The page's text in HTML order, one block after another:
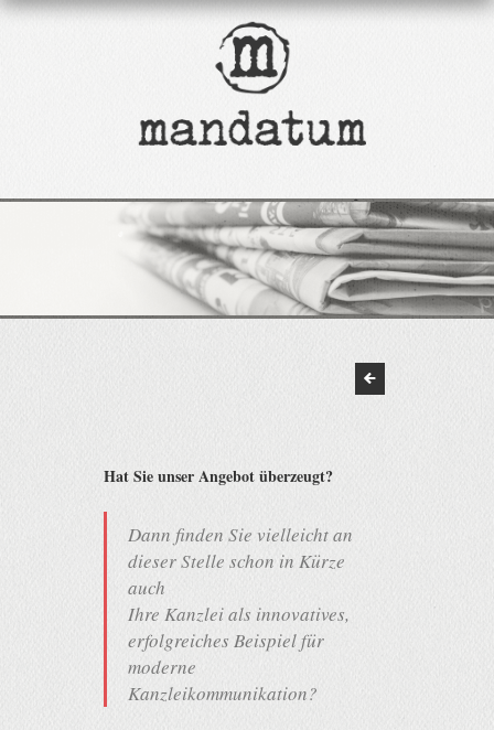
Hat Sie unser Angebot überzeugt?
Dann finden Sie vielleicht an
dieser Stelle schon in Kürze
auch
Ihre Kanzlei als innovatives,
erfolgreiches Beispiel für
moderne
Kanzleikommunikation?